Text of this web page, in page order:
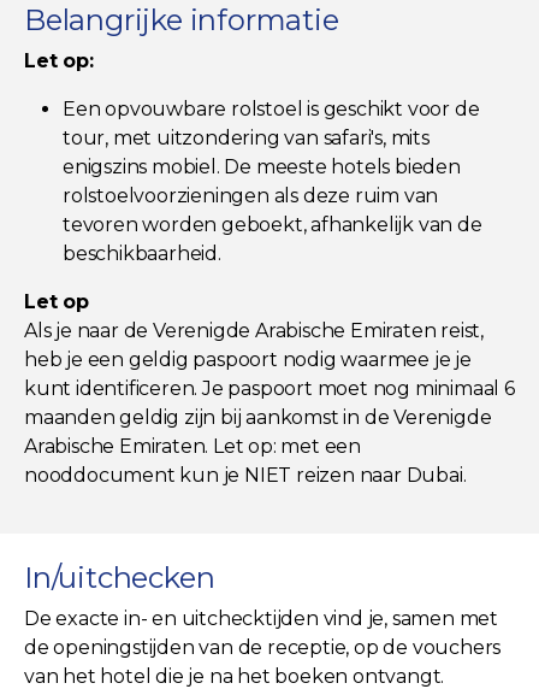
Belangrijke informatie
Let op:
Een opvouwbare rolstoel is geschikt voor de
tour, met uitzondering van safari's, mits
enigszins mobiel. De meeste hotels bieden
rolstoelvoorzieningen als deze ruim van
tevoren worden geboekt, afhankelijk van de
beschikbaarheid.
Let op
Als je naar de Verenigde Arabische Emiraten reist,
heb je een geldig paspoort nodig waarmee je je
kunt identificeren. Je paspoort moet nog minimaal 6
maanden geldig zijn bij aankomst in de Verenigde
Arabische Emiraten. Let op: met een
nooddocument kun je NIET reizen naar Dubai.
In/uitchecken
De exacte in- en uitchecktijden vind je, samen met
de openingstijden van de receptie, op de vouchers
van het hotel die je na het boeken ontvangt.